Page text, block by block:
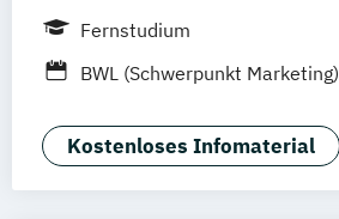
Fernstudium
BWL (Schwerpunkt Marketing)
Online Marketing
Kostenloses Infomaterial